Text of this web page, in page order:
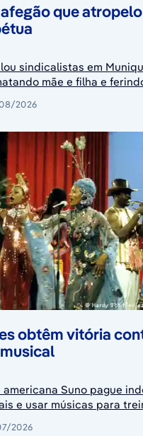
que
sindicalistas em
mãe e filha e
2026
obtêm vitória
Suno pague
e usar músicas para
2026